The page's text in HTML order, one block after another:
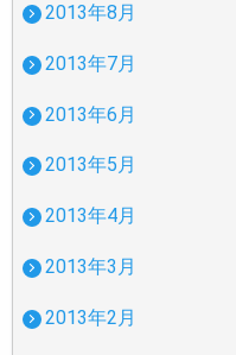
2013年8月
2013年7月
2013年6月
2013年5月
2013年4月
2013年3月
2013年2月